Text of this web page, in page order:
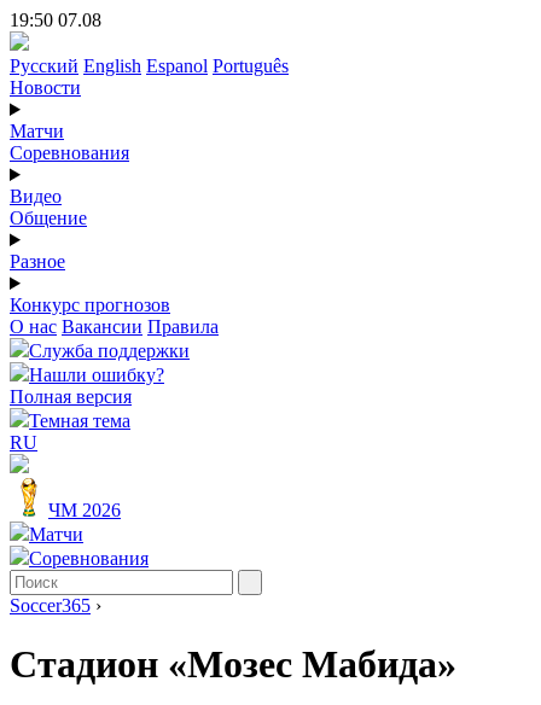
19:50 07.08
Русский English Espanol Português
Новости
Матчи
Соревнования
Видео
Общение
Разное
Конкурс прогнозов
О нас Вакансии Правила
Служба поддержки
Нашли ошибку?
Полная версия
Темная тема
RU
ЧМ 2026
Матчи
Соревнования
Soccer365 ›
Стадион «Мозес Мабида»